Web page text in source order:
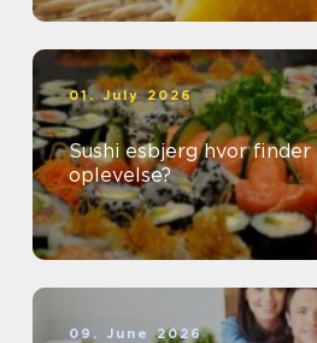
01. July 2026
Sushi esbjerg hvor finder du den bedste
oplevelse?
09. June 2026